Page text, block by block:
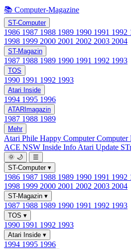
📚 Computer-Magazine
ST-Computer
1986 1987 1988 1989 1990 1991 1992
1998 1999 2000 2001 2002 2003 2004
ST-Magazin
1987 1988 1989 1990 1991 1992 1993
TOS
1990 1991 1992 1993
Atari Inside
1994 1995 1996
ATARImagazin
1987 1988 1989
Mehr
Atari Phile Happy ComputerComputer
ACE NSW Inside Info Atari Update
🌞 🌙
☰
ST-Computer ▾
1986 1987 1988 1989 1990 1991 1992
1998 1999 2000 2001 2002 2003 2004
ST-Magazin ▾
1987 1988 1989 1990 1991 1992 1993
TOS ▾
1990 1991 1992 1993
Atari Inside ▾
1994 1995 1996